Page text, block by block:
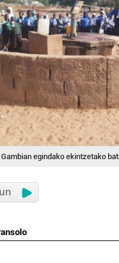
egindako ekintzetako bat.